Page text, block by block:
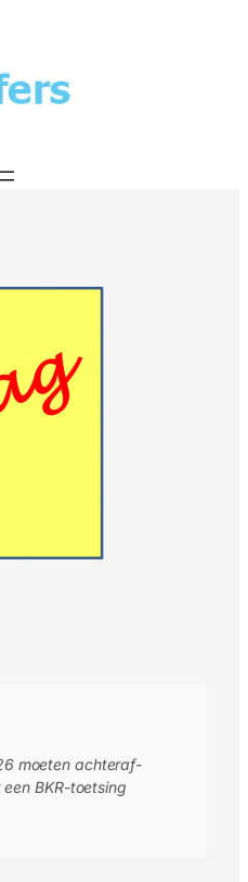
moeten achteraf-
BKR-toetsing